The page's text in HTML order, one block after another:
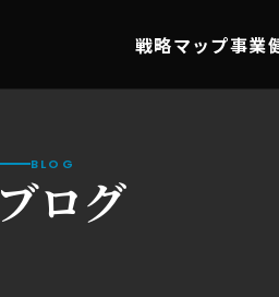
戦略マップ事業
BLOG
ブログ